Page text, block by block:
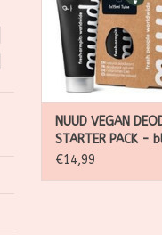
ongeveer zeven
frisse
NUUD VEGAN
STARTER PACK -
15ml
€14,99